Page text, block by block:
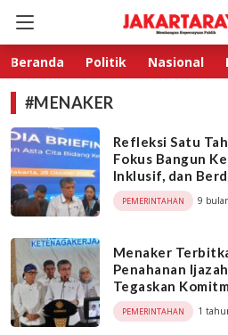
Jakarta Raya
Membangun
Beranda Politik Nasional
#MENAKER
Refleksi Satu
Fokus Bangun
Inklusif, dan
PEMERINTAHAN 9
Menaker
Penahanan
Tegaskan
PEMERINTAHAN 1